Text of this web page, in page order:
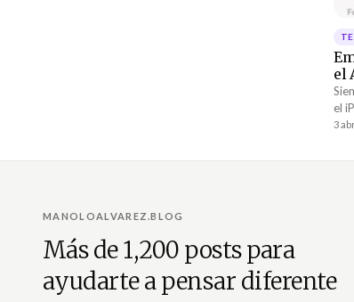
el
el
3
MANOLOALVAREZ.BLOG
Más de 1,200 posts para
ayudarte a pensar diferente